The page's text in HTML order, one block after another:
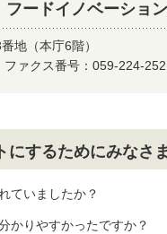
ードイノベーショ
地（本庁6階）
ファクス番号：059-224-
にするためにみなさ
ていましたか？
かりやすかったですか？